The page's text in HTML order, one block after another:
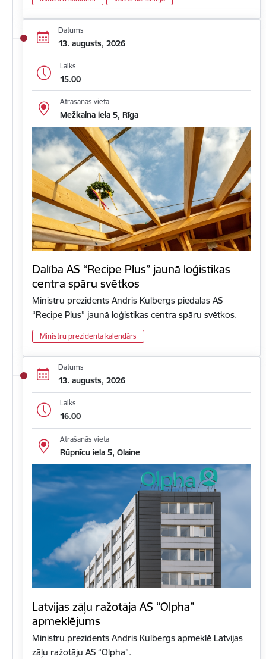
Datums
13. augusts, 2026
Laiks
15.00
Atrašanās vieta
Mežkalna iela 5, Rīga
Dalība AS “Recipe Plus” jaunā loģistikas
centra spāru svētkos
Ministru prezidents Andris Kulbergs piedalās AS
“Recipe Plus” jaunā loģistikas centra spāru svētkos.
Ministru prezidenta kalendārs
Datums
13. augusts, 2026
Laiks
16.00
Atrašanās vieta
Rūpnīcu iela 5, Olaine
Latvijas zāļu ražotāja AS “Olpha”
apmeklējums
Ministru prezidents Andris Kulbergs apmeklē Latvijas
zāļu ražotāju AS “Olpha”.